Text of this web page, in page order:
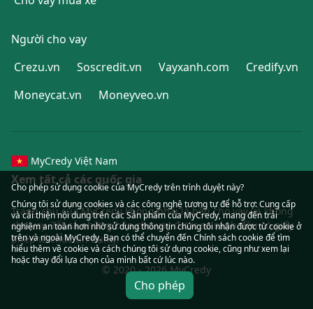
Người cho vay
Crezu.vn
Soscredit.vn Vayxanh.com
Credify.vn
Moneycat.vn
Moneyveo.vn
MyCredy Việt Nam
Xem tất cả các quốc gia
Trang chủ của MyCredy không phải là bên cho vay và không
cho vay. Tất cả những bên cho vay được so sánh đều có giấy
phép tổ chức tín dụng.
© 2020 - 2026 MyCredy
Cho phép sử dụng cookie của MyCredy trên trình duyệt này?
Chúng tôi sử dụngcookiesvà các công nghệ tương tự để hỗ trợ: Cung cấp
và cải thiện nội dung trên các Sản phẩm của MyCredy, mang đến trải
nghiệm an toàn hơn nhờ sử dụng thông tin chúng tôi nhận được từ cookie ở
trên và ngoài MyCredy. Bạn có thể chuyển đến Chính sách cookie để tìm
hiểu thêm về cookie và cách chúng tôi sử dụngcookie, cũng như xem lại
hoặc thay đổi lựa chọn của mình bất cứ lúc nào.
Cho phép